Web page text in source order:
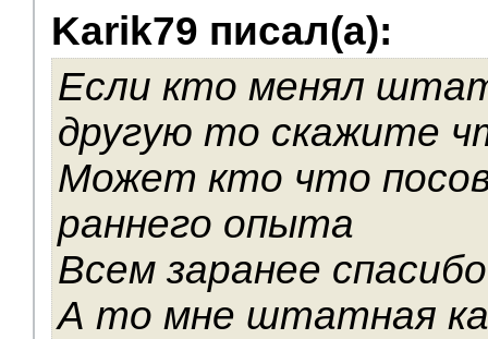
Karik79 писал(а):
Если кто менял
другую то скажите
Может кто что
раннего опыта
Всем заранее
А то мне штатная